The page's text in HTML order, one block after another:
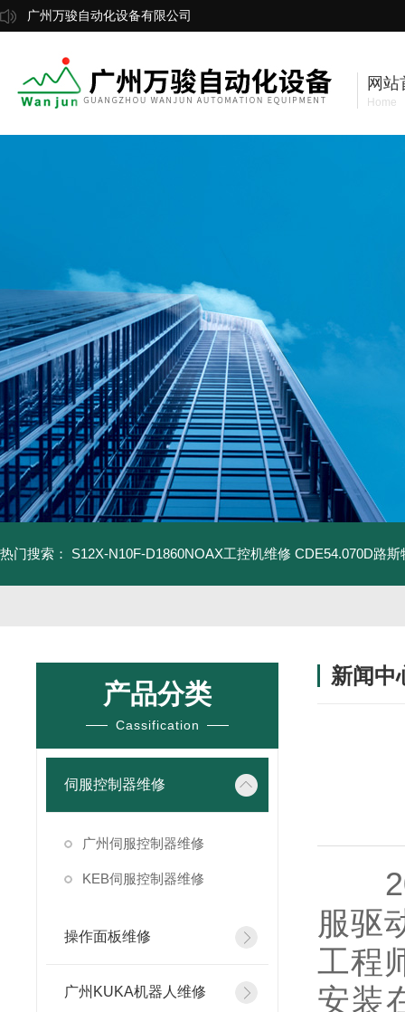
广州万骏自动化设备有限公司
网站
Home
热门搜索： S12X-N10F-D1860NOAX工控机维修 CDE54.070D路
产品分类
Cassification
伺服控制器维修
广州伺服控制器维修
KEB伺服控制器维修
操作面板维修
广州KUKA机器人维修
新闻中
服驱
工程
安装